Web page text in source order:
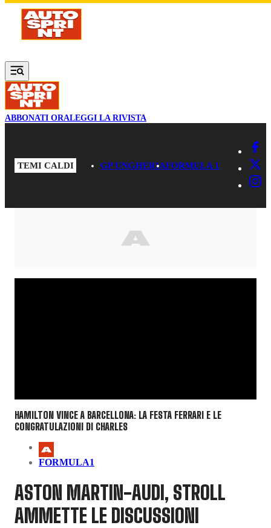
Vai al contenuto principale
ABBONATI ORALEGGI LA RIVISTA
TEMI CALDI GP UNGHERIAFORMULA 1
HAMILTON VINCE A BARCELLONA: LA FESTA FERRARI E LE
CONGRATULAZIONI DI CHARLES
FORMULA1
ASTON MARTIN-AUDI, STROLL
AMMETTE LE DISCUSSIONI